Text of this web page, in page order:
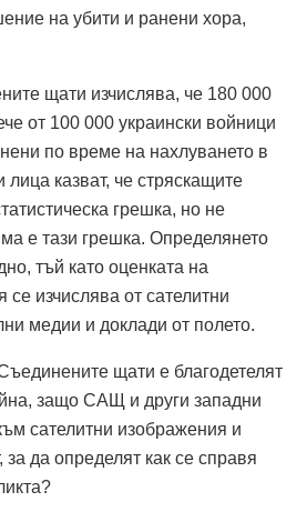
на убити и ранени хора,
щати изчислява, че 180 000
от 100 000 украински войници
по време на нахлуването в
казват, че стряскащите
грешка, но не
е тази грешка. Определянето
тъй като оценката на
изчислява от сателитни
медии и доклади от полето.
щати е благодетелят
защо САЩ и други западни
сателитни изображения и
за да определят как се справя